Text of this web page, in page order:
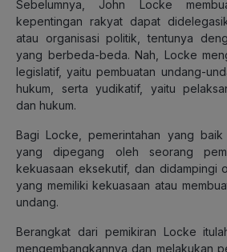
Sebelumnya, John Locke
kepentingan rakyat dapat
atau organisasi politik, tentunya
yang berbeda-beda. Nah, Locke
legislatif, yaitu pembuatan undang-
hukum, serta yudikatif, yaitu
dan hukum.
Bagi Locke, pemerintahan yang baik
yang dipegang oleh seorang
kekuasaan eksekutif, dan didampingi
yang memiliki kekuasaan atau
undang.
Berangkat dari pemikiran Locke
mengembangkannya dan melakukan